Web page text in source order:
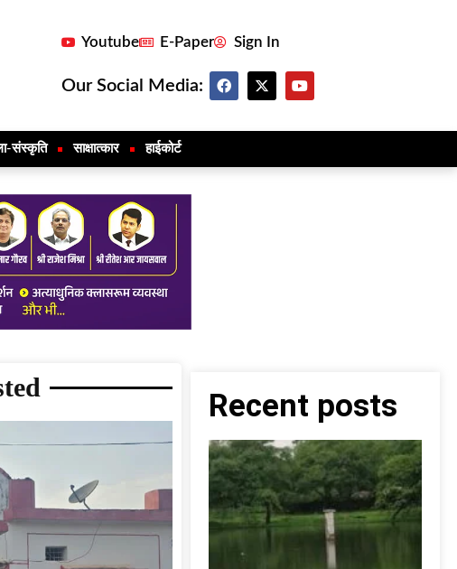
Youtube E-Paper Sign In
Our Social Media:
संस्कृति साक्षात्कार हाईकोर्ट
Recent posts